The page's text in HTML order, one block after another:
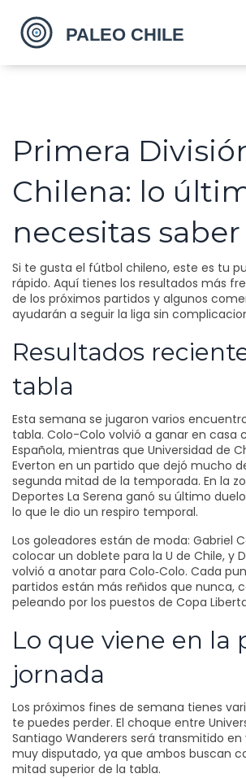
Primera
Chilena: lo
necesitas saber
Si te gusta el fútbol chileno, este es tu
rápido. Aquí tienes los resultados más
de los próximos partidos y algunos
ayudarán a seguir la liga sin
Resultados
tabla
Esta semana se jugaron varios
tabla. Colo-Colo volvió a ganar en casa
Española, mientras que Universidad de
Everton en un partido que dejó mucho
segunda mitad de la temporada. En la
Deportes La Serena ganó su último
lo que le dio un respiro temporal.
Los goleadores están de moda: Gabriel
colocar un doblete para la U de Chile, y
volvió a anotar para Colo‑Colo. Cada
partidos están más reñidos que nunca,
peleando por los puestos de Copa
Lo que viene en la
jornada
Los próximos fines de semana tienes
te puedes perder. El choque entre
Santiago Wanderers será transmitido
muy disputado, ya que ambos buscan
mitad superior de la tabla.